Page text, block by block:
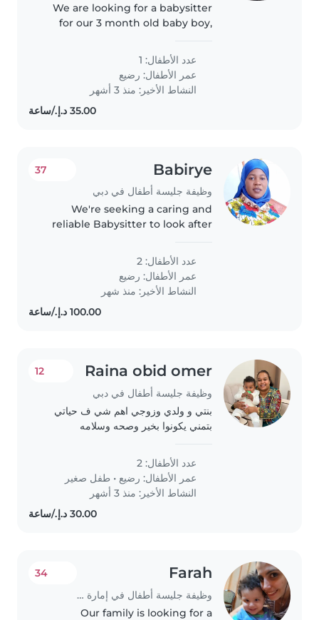
We are looking for a babysitter
for our 3 month old baby boy,
weekend from evening till the
next day morning. Also we are
looking for a 5 days per week..
عدد الأطفال: 1
عمر الأطفال: رضيع
النشاط الأخير: منذ 3 أشهر
Babirye
وظيفة جليسة أطفال في دبي
37
We're seeking a caring and
reliable Babysitter to look after
babies at your place. We value a
nurturing environment and
would love someone who can
عدد الأطفال: 2
عمر الأطفال: رضيع
النشاط الأخير: منذ شهر
Raina obid omer
وظيفة جليسة أطفال في دبي
12
بنتي و ولدي وزوجي اهم شي ف حياتي
بتمني يكونوا بخير وصحه وسلامه
عدد الأطفال: 2
عمر الأطفال: رضيع • طفل صغير
النشاط الأخير: منذ 3 أشهر
Farah
وظيفة جليسة أطفال في إمارة الشارقة
34
Our family is looking for a